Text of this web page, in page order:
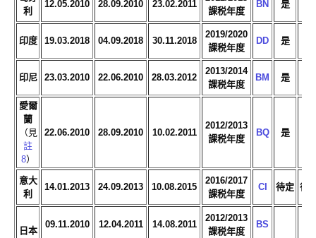
利
12.05.2010 28.09.2010 23.02.2011
課税年度
BN 是
印度 19.03.2018 04.09.2018 30.11.2018
2019/2020
課税年度
DD 是
印尼 23.03.2010 22.06.2010 28.03.2012
2013/2014
課税年度
BM 是
愛爾
蘭
（見
註
8）
22.06.2010 28.09.2010 10.02.2011
2012/2013
課税年度
BQ 是
意大
利
14.01.2013 24.09.2013 10.08.2015
2016/2017
課税年度
CI 待定 待
日本
09.11.2010 12.04.2011 14.08.2011
2012/2013
課税年度
BS